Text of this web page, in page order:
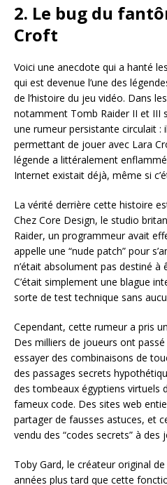
2. Le bug du
Croft
Voici une anecdote qui a hanté
qui est devenue l’une des
de l’histoire du jeu vidéo. Dans
notamment Tomb Raider II et III
une rumeur persistante circulait :
permettant de jouer avec Lara
légende a littéralement
Internet existait déjà, même si
La vérité derrière cette histoire
Chez Core Design, le studio
Raider, un programmeur avait
appelle une “nude patch” pour
n’était absolument pas destiné à
C’était simplement une blague
sorte de test technique sans
Cependant, cette rumeur a pris
Des milliers de joueurs ont
essayer des combinaisons de
des passages secrets
des tombeaux égyptiens virtuels
fameux code. Des sites web
partager de fausses astuces, et
vendu des “codes secrets” à des
Toby Gard, le créateur original
années plus tard que cette